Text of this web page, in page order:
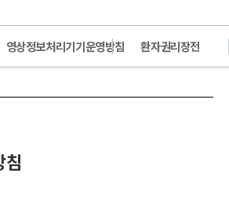
영상정보처리기기운영방침 환자권리장전